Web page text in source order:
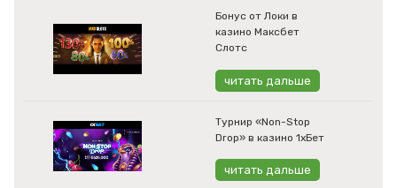
Бонус от Локи в
казино Максбет
Слотс
читать дальше
Турнир «Non-Stop
Drop» в казино 1хБет
читать дальше